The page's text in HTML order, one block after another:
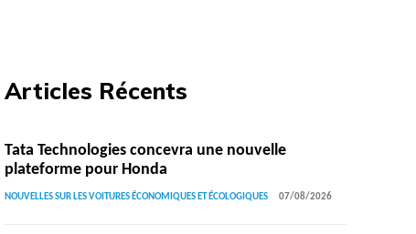
Articles Récents
Tata Technologies concevra une nouvelle
plateforme pour Honda
NOUVELLES SUR LES VOITURES ÉCONOMIQUES ET ÉCOLOGIQUES 07/08/2026